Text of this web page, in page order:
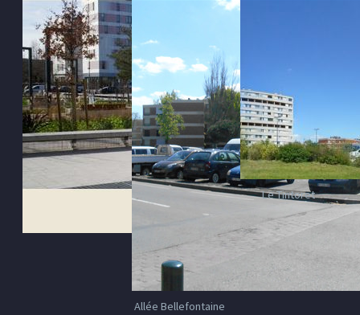
Allée Bellefontaine
Le Tintoret